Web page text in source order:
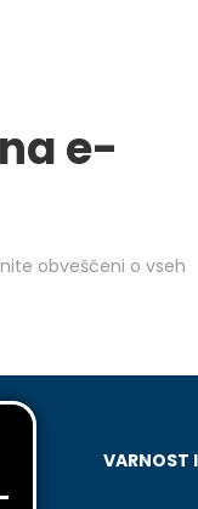
e-
obveščeni o vseh
VARNOST